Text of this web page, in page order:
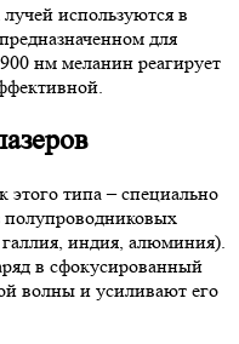
используются в
для
нм меланин реагирует
этого типа – специально
индия, алюминия).
в сфокусированный
волны и усиливают его